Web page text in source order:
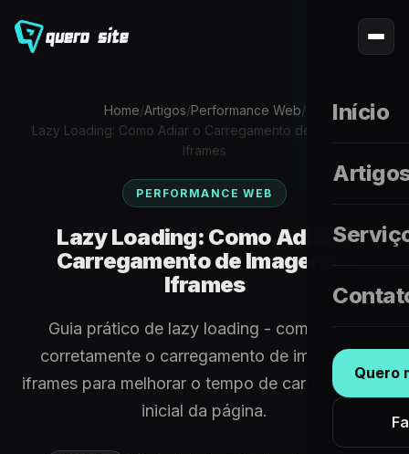
Início
Quero
Home/Artigos/Performance Web/
Lazy Loading: Como Adiar o Carregamento de Imagens e
Iframes
PERFORMANCE WEB
Lazy Loading: Como Adiar o
Carregamento de Imagens e
Iframes
Guia prático de lazy loading - como adiar
corretamente o carregamento de imagens e
iframes para melhorar o tempo de carregamento
inicial da página.